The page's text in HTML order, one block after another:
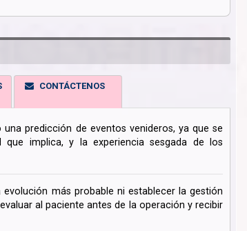
CONTÁCTENOS
predicción de eventos venideros, ya que se
que implica, y la experiencia sesgada de los
más probable ni establecer la gestión
al paciente antes de la operación y recibir